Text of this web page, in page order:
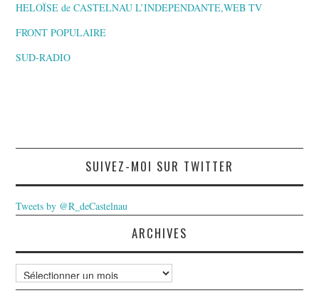
HELOÏSE de CASTELNAU L’INDEPENDANTE,WEB TV
FRONT POPULAIRE
SUD-RADIO
SUIVEZ-MOI SUR TWITTER
Tweets by @R_deCastelnau
ARCHIVES
Archives